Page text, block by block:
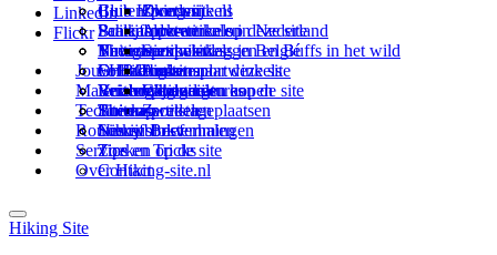
LinkedIn
Flickr
Jouw Hiking-site.nl
Club Hiking-site.nl
Schrijfblok-artikelen
Virtuele exposities
Fotoalbums
Materialen: kiezen en kopen
Buitensportwinkels
Buitensportwinkels in Nederland
Buitensportwinkels in Belgié
Online buitensportwinkels
Reisboekhandels
Technieken
Navigatie
EHBO
Verzorging
Thema-artikelen
Routes en Bestemmingen
Zweden
Paalkamperen
Thema-artikelen
Andorra
Catalonië
Zweden
Schrijfblokverhalen
Service
Buitensportvacatures
Buitensportstageplaatsen
Links
Tips en Tricks
Over Hiking-site.nl
Over mij
Adverteren op deze site
Summit-vlaggen en Buffs in het wild
Linken naar deze site
Wijzigingen aan de site
Sitemap
Nieuwsbrief
Zoeken op de site
Contact
Hiking Site